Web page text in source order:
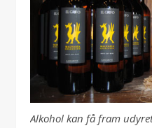
Alkohol kan få fram